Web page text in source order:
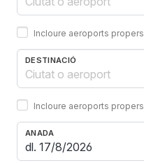
Incloure aeroports propers
DESTINACIÓ
Incloure aeroports propers
ANADA